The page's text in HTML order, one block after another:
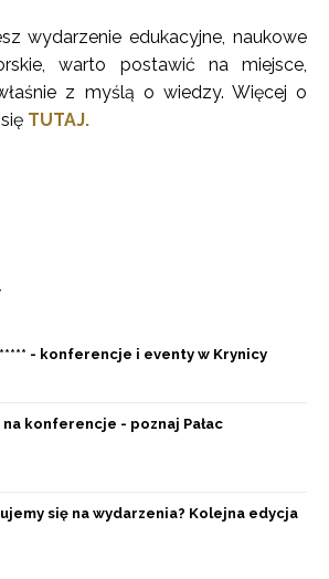
wydarzenie edukacyjne, naukowe
warto postawić na miejsce,
z myślą o wiedzy. Więcej o
TUTAJ.
- konferencje i eventy w Krynicy
konferencje - poznaj Pałac
się na wydarzenia? Kolejna edycja